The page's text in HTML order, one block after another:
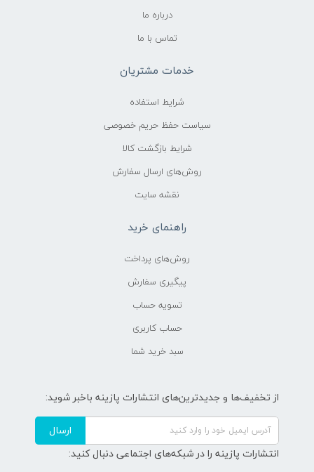
درباره ما
تماس با ما
خدمات مشتریان
شرایط استفاده
سیاست حفظ حریم خصوصی
شرایط بازگشت کالا
روش‌های ارسال سفارش
نقشه سایت
راهنمای خرید
روش‌های پرداخت
پیگیری سفارش
تسویه حساب
حساب کاربری
سبد خرید شما
از تخفیف‌ها و جدیدترین‌های انتشارات پازینه باخبر شوید:
ارسال
انتشارات پازینه را در شبکه‌های اجتماعی دنبال کنید: